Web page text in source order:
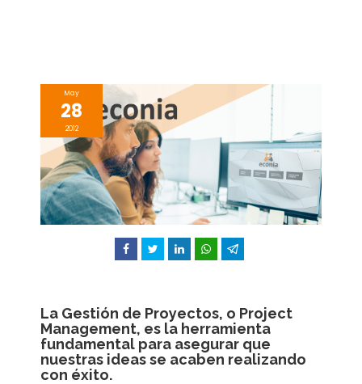
May
28
2012
Facebook
Twitter LinkedInWhatsApp
La Gestión de Proyectos, o Project
Management, es la herramienta
fundamental para asegurar que
nuestras ideas se acaben realizando
con éxito.